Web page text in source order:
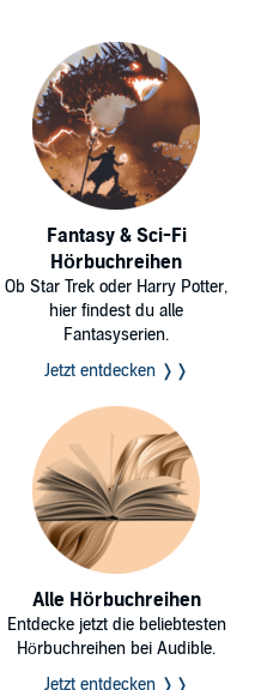
Fantasy & Sci-Fi
Hörbuchreihen
Ob Star Trek oder Harry Potter,
hier findest du alle
Fantasyserien.
Jetzt entdecken ❭❭
Alle Hörbuchreihen
Entdecke jetzt die beliebtesten
Hörbuchreihen bei Audible.
Jetzt entdecken ❭❭